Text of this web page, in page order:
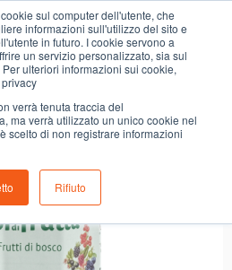
sul computer dell'utente, che
informazioni sull'utilizzo del sito e
in futuro. I cookie servono a
un servizio personalizzato, sia sul
ulteriori informazioni sui cookie,
verrà tenuta traccia del
ma verrà utilizzato un unico cookie nel
scelto di non registrare informazioni
Rifiuto
FIOR DI FRUTTA RIGONI FR.BOSCO BIO